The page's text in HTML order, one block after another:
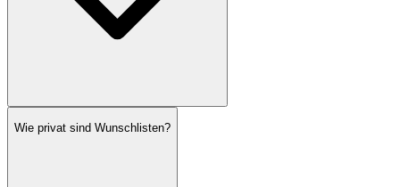
Wie privat sind Wunschlisten?